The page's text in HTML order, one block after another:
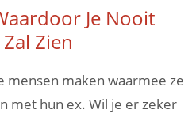
Je Nooit
Zien
mensen maken waarmee ze
met hun ex. Wil je er zeker